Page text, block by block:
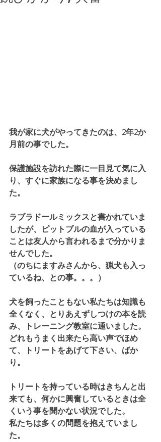
我が家に犬がやってきたのは、2年2か
月前の事でした。
保護施設を訪れた際に一目見て気に入
り、すぐに家族になる事を決めまし
た。
ラブラドールミックスと書かれていま
したが、ピットブルの血が入っている
ことは友人から言われるまで分かりま
せんでした。
（のちにますみさんから、猟犬も入っ
ているね、との事。。。）
犬を飼ったこともない私たちは知識も
全くなく、とりあえずしつけの本を読
み、トレーニング教室に通いました。
どれもうまく出来たら高い声でほめ
て、トリートをあげて下さい、ばか
り。
トリートを持っている時はきちんと出
来ても、何かに興奮しているときは全
くいう事を聞かない状況でした。
私たちは多くの問題を抱えていまし
た。